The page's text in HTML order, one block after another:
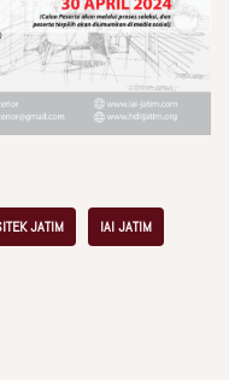
JATIM IAI JATIM